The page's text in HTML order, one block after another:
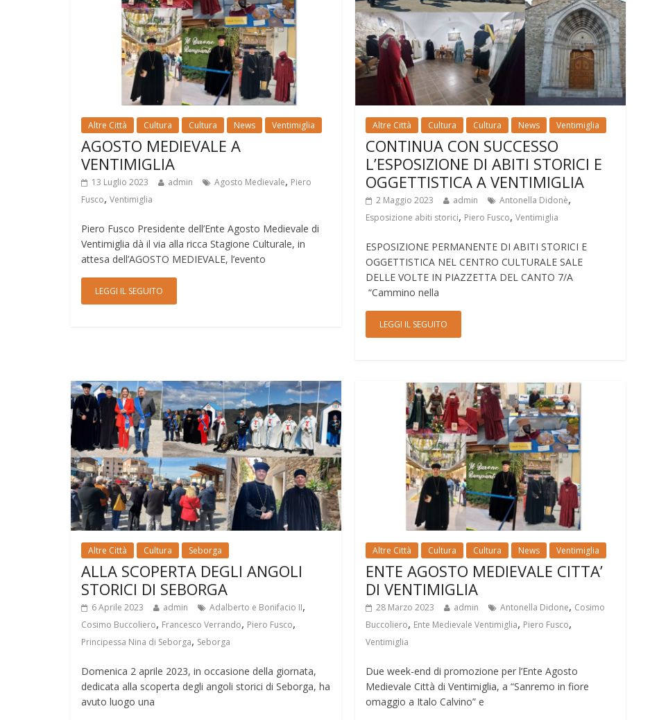
Altre Città Cultura Cultura News Ventimiglia
AGOSTO MEDIEVALE A
VENTIMIGLIA
13 Luglio 2023 admin Agosto Medievale, Piero
Fusco, Ventimiglia
Piero Fusco Presidente dell’Ente Agosto Medievale di
Ventimiglia dà il via alla ricca Stagione Culturale, in
attesa dell’AGOSTO MEDIEVALE, l’evento
LEGGI IL SEGUITO
Altre Città Cultura Cultura News Ventimiglia
CONTINUA CON SUCCESSO
L’ESPOSIZIONE DI ABITI STORICI E
OGGETTISTICA A VENTIMIGLIA
2 Maggio 2023 admin Antonella Didonè,
Esposizione abiti storici, Piero Fusco,Ventimiglia
ESPOSIZIONE PERMANENTE DI ABITI STORICI E
OGGETTISTICA NEL CENTRO CULTURALE SALE
DELLE VOLTE IN PIAZZETTA DEL CANTO 7/A
“Cammino nella
LEGGI IL SEGUITO
Altre Città Cultura Seborga
ALLA SCOPERTA DEGLI ANGOLI
STORICI DI SEBORGA
6 Aprile 2023 admin Adalberto e Bonifacio II,
Cosimo Buccoliero, Francesco Verrando, Piero Fusco,
Principessa Nina di Seborga, Seborga
Domenica 2 aprile 2023, in occasione della giornata,
dedicata alla scoperta degli angoli storici di Seborga, ha
avuto luogo una
Altre Città Cultura Cultura News Ventimiglia
ENTE AGOSTO MEDIEVALE CITTA’
DI VENTIMIGLIA
28 Marzo 2023 admin Antonella Didone, Cosimo
Buccoliero, Ente Medievale Ventimiglia, Piero Fusco,
Ventimiglia
Due week-end di promozione per l’Ente Agosto
Medievale Città di Ventimiglia, a “Sanremo in fiore
omaggio a Italo Calvino” e